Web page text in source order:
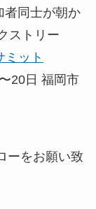
者同士が朝か
ストリー
ミット
20日 福岡市
ーをお願い致